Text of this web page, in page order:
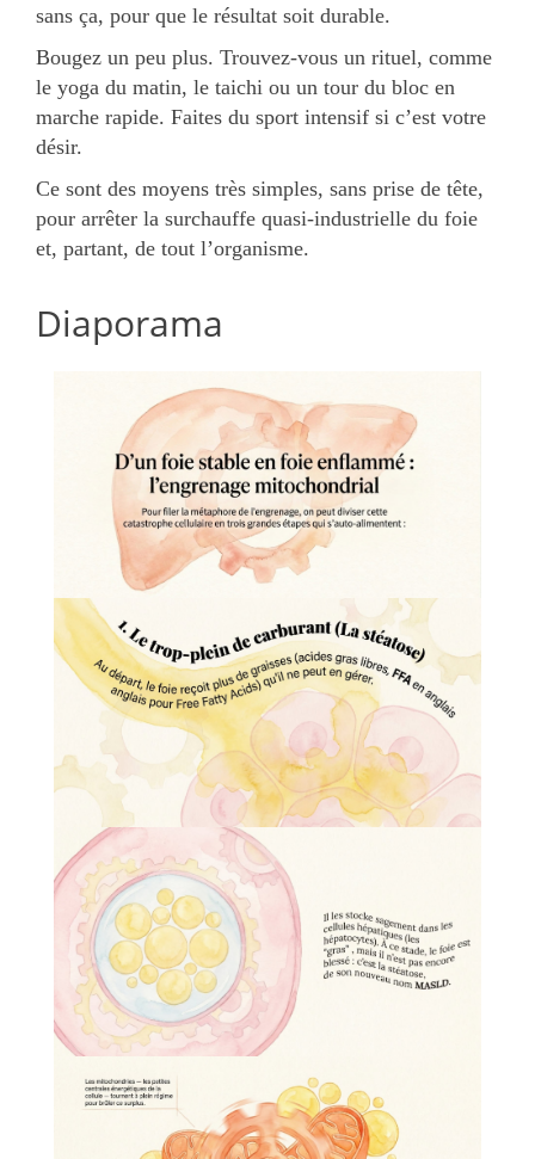
sans ça, pour que le résultat soit durable.
Bougez un peu plus. Trouvez-vous un rituel, comme
le yoga du matin, le taichi ou un tour du bloc en
marche rapide. Faites du sport intensif si c’est votre
désir.
Ce sont des moyens très simples, sans prise de tête,
pour arrêter la surchauffe quasi-industrielle du foie
et, partant, de tout l’organisme.
Diaporama